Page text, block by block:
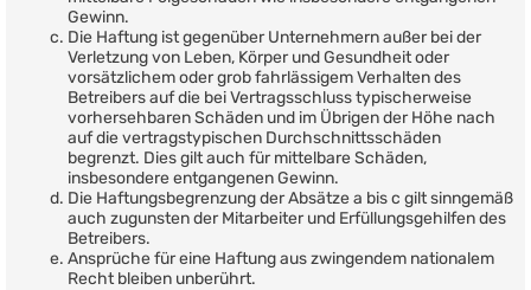
Gewinn.
Die Haftung ist gegenüber Unternehmern außer bei der
Verletzung von Leben, Körper und Gesundheit oder
vorsätzlichem oder grob fahrlässigem Verhalten des
Betreibers auf die bei Vertragsschluss typischerweise
vorhersehbaren Schäden und im Übrigen der Höhe nach
auf die vertragstypischen Durchschnittsschäden
begrenzt. Dies gilt auch für mittelbare Schäden,
insbesondere entgangenen Gewinn.
Die Haftungsbegrenzung der Absätze a bis c gilt sinngemäß
auch zugunsten der Mitarbeiter und Erfüllungsgehilfen des
Betreibers.
Ansprüche für eine Haftung aus zwingendem nationalem
Recht bleiben unberührt.